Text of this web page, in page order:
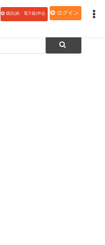
購読(紙・電子版)申込 ログイン
LGBTQ+旅行協会（IGLTA）の